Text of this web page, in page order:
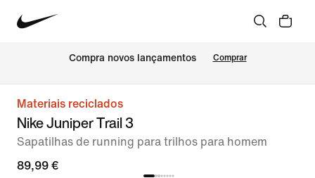
Compra novos lançamentos Comprar
Materiais reciclados
Nike Juniper Trail 3
Sapatilhas de running para trilhos para homem
89,99 €